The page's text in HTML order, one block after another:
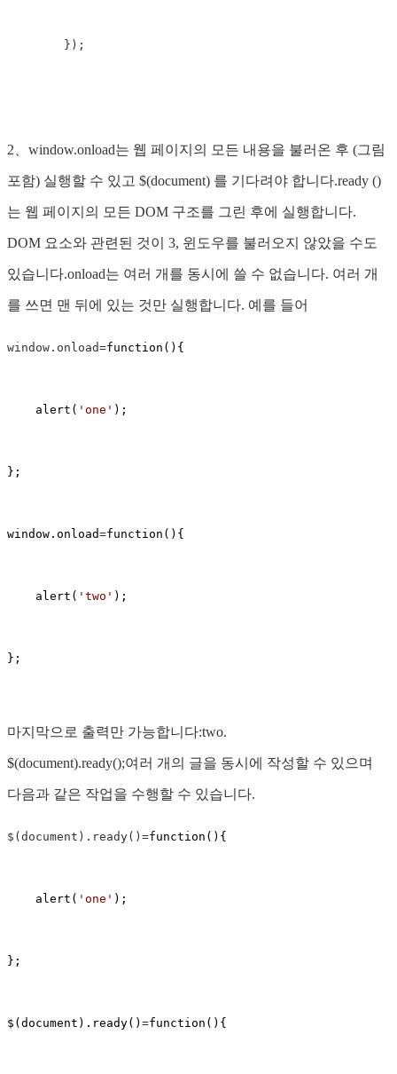
        });
2、window.onload는 웹 페이지의 모든 내용을 불러온 후 (그림
포함) 실행할 수 있고 $(document) 를 기다려야 합니다.ready ()
는 웹 페이지의 모든 DOM 구조를 그린 후에 실행합니다.
DOM 요소와 관련된 것이 3, 윈도우를 불러오지 않았을 수도
있습니다.onload는 여러 개를 동시에 쓸 수 없습니다. 여러 개
를 쓰면 맨 뒤에 있는 것만 실행합니다. 예를 들어
window.onload=function(){
    alert(
' one ' );
};
window.onload=function(){
    alert(
' two ' );
};
마지막으로 출력만 가능합니다:two.
$(document).ready();여러 개의 글을 동시에 작성할 수 있으며
다음과 같은 작업을 수행할 수 있습니다.
$(document).ready()=function(){
    alert(
' one ' );
};
$(document).ready() =function(){